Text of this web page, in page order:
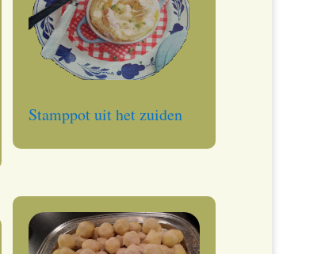
Stamppot uit het zuiden